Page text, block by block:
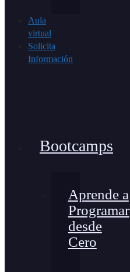
Aula
virtual
Solicita
Información
Bootcamps
Aprende a
Programar
desde
Cero